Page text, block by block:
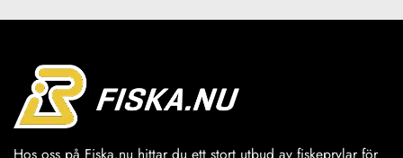
Hos oss på Fiska.nu hittar du ett stort utbud av fiskeprylar för